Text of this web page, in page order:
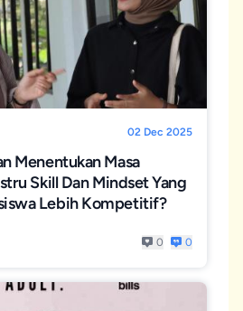
02 Dec 2025
Menentukan Masa
Skill Dan Mindset Yang
Lebih Kompetitif?
0 0